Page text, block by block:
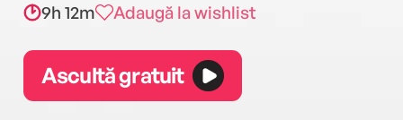
9h 12m Adaugă la wishlist
Ascultă gratuit